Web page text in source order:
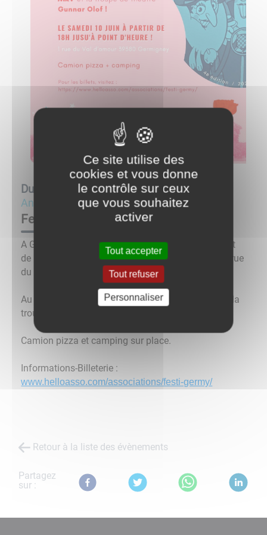
Du 10/06/23 à 18:00 au11/06/23 à 12:00
Animations
Festi Germy
A Germigney, 4ieme édition du festival de théâtre et
de musique Festi Germi le samedi 10 juin 2023 (1 rue
du Val d'Amour)
Au programme : 130Bpm, DJ Mini Murray, MRV et la
troupe de théâtre Gunnar Olof.
Camion pizza et camping sur place.
Informations-Billeterie :
www.helloasso.com/associations/festi-germy/
Retour à la liste des évènements
Partagez
sur :
Ce site utilise des
cookies et vous donne
le contrôle sur ceux
que vous souhaitez
activer
Tout accepter
Tout refuser
Personnaliser